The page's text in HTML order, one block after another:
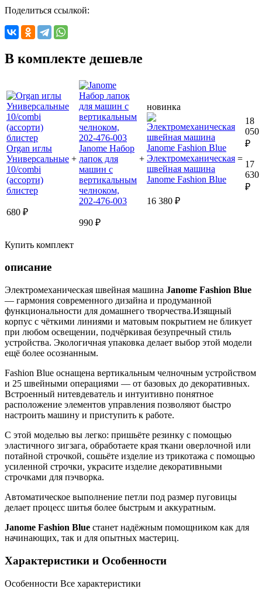
Поделиться ссылкой:
В комплекте дешевле
Organ иглы
Универсальные
10/combi
(ассорти)
блистер
680 ₽
+
Janome Набор
лапок для
машин с
вертикальным
челноком,
202-476-003
990 ₽
+
новинка
Электромеханическая
швейная машина
Janome Fashion Blue
16 380 ₽
=
18
050
₽
17
630
₽
Купить комплект
описание
Электромеханическая швейная машина Janome Fashion Blue
— гармония современного дизайна и продуманной
функциональности для домашнего творчества.Изящный
корпус с чёткими линиями и матовым покрытием не бликует
при любом освещении, подчёркивая безупречный стиль
устройства. Экологичная упаковка делает выбор этой модели
ещё более осознанным.
Fashion Blue оснащена вертикальным челночным устройством
и 25 швейными операциями — от базовых до декоративных.
Встроенный нитевдеватель и интуитивно понятное
расположение элементов управления позволяют быстро
настроить машину и приступить к работе.
С этой моделью вы легко: пришьёте резинку с помощью
эластичного зигзага, обработаете края ткани оверлочной или
потайной строчкой, сошьёте изделие из трикотажа с помощью
усиленной строчки, украсите изделие декоративными
строчками для пэчворка.
Автоматическое выполнение петли под размер пуговицы
делает процесс шитья более быстрым и аккуратным.
Janome Fashion Blue станет надёжным помощником как для
начинающих, так и для опытных мастериц.
Характеристики и Особенности
Особенности Все характеристики